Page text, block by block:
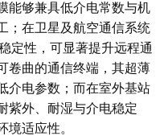
能够兼具低介电常数与机
；在卫星及航空通信系统
定性，可显著提升远程通
卷曲的通信终端，其超薄
介电参数；而在室外基站
紫外、耐湿与介电稳定
境适应性。